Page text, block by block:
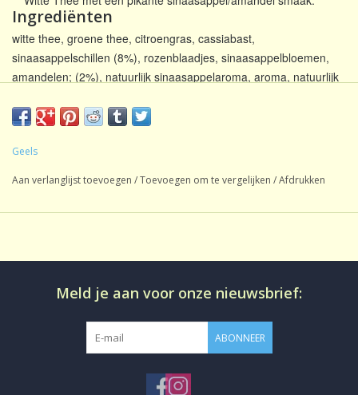
Ingrediënten
witte thee, groene thee, citroengras, cassiabast,
sinaasappelschillen (8%), rozenblaadjes, sinaasappelbloemen,
amandelen; (2%), natuurlijk sinaasappelaroma, aroma, natuurlijk
Voedingswaarde informatie
Calorische waarde [kJ]: 6 / [kcal]: 2; Vet [g]: <0,1 ; verzadigde
vetzuren [g]: <0,1 ; Koolhydraten [g]: 0,2 ; waarvan suikers [g]:
Geels
Aan verlanglijst toevoegen /Toevoegen om te vergelijken /Afdrukken
Meld je aan voor onze nieuwsbrief:
ABONNEER